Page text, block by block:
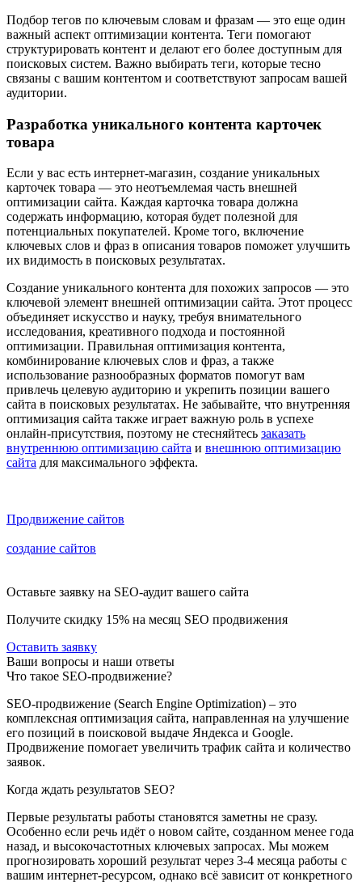
Подбор тегов по ключевым словам и фразам — это еще один
важный аспект оптимизации контента. Теги помогают
структурировать контент и делают его более доступным для
поисковых систем. Важно выбирать теги, которые тесно
связаны с вашим контентом и соответствуют запросам вашей
аудитории.
Разработка уникального контента карточек
товара
Если у вас есть интернет-магазин, создание уникальных
карточек товара — это неотъемлемая часть внешней
оптимизации сайта. Каждая карточка товара должна
содержать информацию, которая будет полезной для
потенциальных покупателей. Кроме того, включение
ключевых слов и фраз в описания товаров поможет улучшить
их видимость в поисковых результатах.
Создание уникального контента для похожих запросов — это
ключевой элемент внешней оптимизации сайта. Этот процесс
объединяет искусство и науку, требуя внимательного
исследования, креативного подхода и постоянной
оптимизации. Правильная оптимизация контента,
комбинирование ключевых слов и фраз, а также
использование разнообразных форматов помогут вам
привлечь целевую аудиторию и укрепить позиции вашего
сайта в поисковых результатах. Не забывайте, что внутренняя
оптимизация сайта также играет важную роль в успехе
онлайн-присутствия, поэтому не стесняйтесь заказать
внутреннюю оптимизацию сайта и внешнюю оптимизацию
сайта для максимального эффекта.
Продвижение сайтов
создание сайтов
Оставьте заявку на SEO-аудит вашего сайта
Получите скидку 15% на месяц SEO продвижения
Оставить заявку
Ваши вопросы и наши ответы
Что такое SEO-продвижение?
SEO-продвижение (Search Engine Optimization) – это
комплексная оптимизация сайта, направленная на улучшение
его позиций в поисковой выдаче Яндекса и Google.
Продвижение помогает увеличить трафик сайта и количество
заявок.
Когда ждать результатов SEO?
Первые результаты работы становятся заметны не сразу.
Особенно если речь идёт о новом сайте, созданном менее года
назад, и высокочастотных ключевых запросах. Мы можем
прогнозировать хороший результат через 3-4 месяца работы с
вашим интернет-ресурсом, однако всё зависит от конкретного